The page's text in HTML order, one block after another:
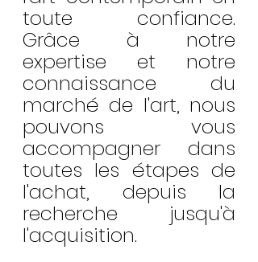
toute confiance.
Grâce à notre
expertise et notre
connaissance du
marché de l'art, nous
pouvons vous
accompagner dans
toutes les étapes de
l'achat, depuis la
recherche jusqu'à
l'acquisition.